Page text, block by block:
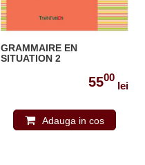
GRAMMAIRE EN
SITUATION 2
5500
lei
Adauga in cos